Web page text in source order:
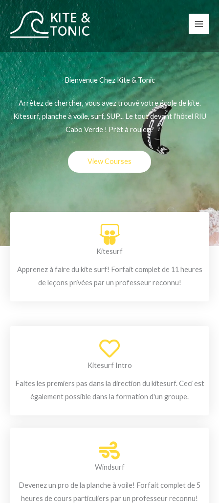
Aller
au
contenu
Bienvenue Chez Kite & Tonic
Arrêtez de chercher, vous avez trouvé votre école de kite.
Kitesurf, planche à voile, surf, SUP... Le tout devant l'hôtel RIU
Cabo Verde ! Prêt à rouler ?
View Courses
Kitesurf
Apprenez à faire du kite surf! Forfait complet de 11 heures
de leçons privées par un professeur reconnu!
Kitesurf Intro
Faites les premiers pas dans la direction du kitesurf. Ceci est
également possible dans la formation d'un groupe.
Windsurf
Devenez un pro de la planche à voile! Forfait complet de 5
heures de cours particuliers par un professeur reconnu!